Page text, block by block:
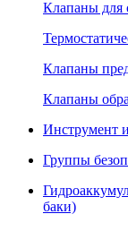
Клапаны для
Клапаны
Клапаны
Инструмент
Группы
баки)